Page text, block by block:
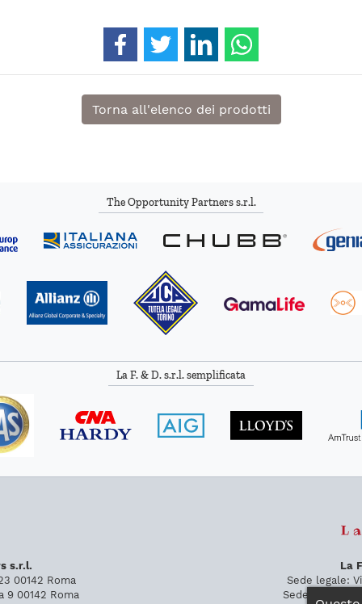
Condividi su Facebook
Condividi su Twitter
Condividi su Linkedin
Torna all'elenco dei prodotti
The Opportunity Partners s.r.l.
La F. & D. s.r.l. semplificata
s.r.l.
00142 Roma
9 00142 Roma
La
Sede legale:
Sede operativa: